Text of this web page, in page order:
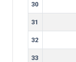
30
31
32
33